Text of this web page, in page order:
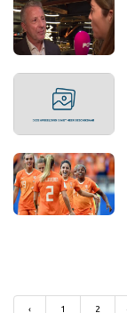
‹ 1 2